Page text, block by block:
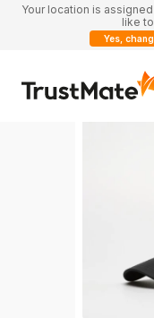
Your location is
like
Yes,